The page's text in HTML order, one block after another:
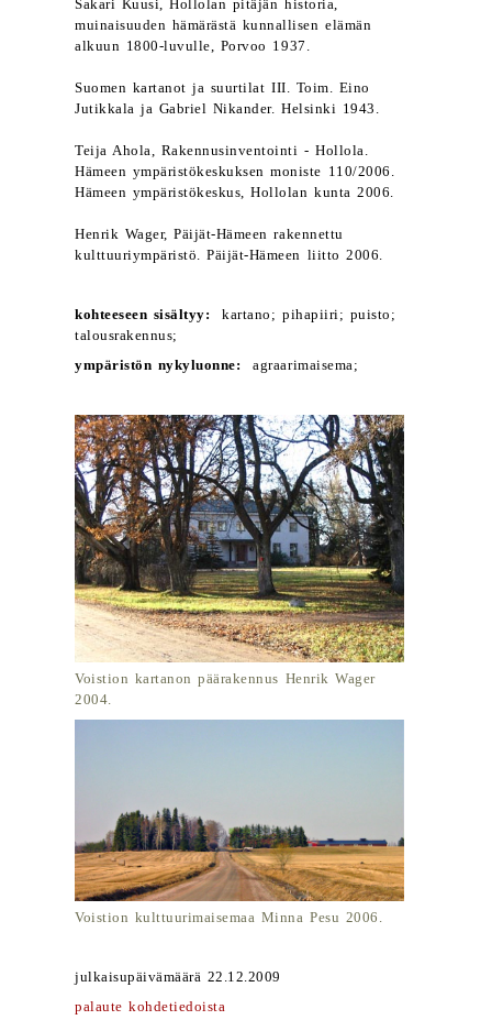
Sakari Kuusi, Hollolan pitäjän historia,
muinaisuuden hämärästä kunnallisen elämän
alkuun 1800-luvulle, Porvoo 1937.
Suomen kartanot ja suurtilat III. Toim. Eino
Jutikkala ja Gabriel Nikander. Helsinki 1943.
Teija Ahola, Rakennusinventointi - Hollola.
Hämeen ympäristökeskuksen moniste 110/2006.
Hämeen ympäristökeskus, Hollolan kunta 2006.
Henrik Wager, Päijät-Hämeen rakennettu
kulttuuriympäristö. Päijät-Hämeen liitto 2006.
kohteeseen sisältyy: kartano; pihapiiri; puisto;
talousrakennus;
ympäristön nykyluonne: agraarimaisema;
Voistion kartanon päärakennus Henrik Wager
2004.
Voistion kulttuurimaisemaa Minna Pesu 2006.
julkaisupäivämäärä 22.12.2009
palaute kohdetiedoista